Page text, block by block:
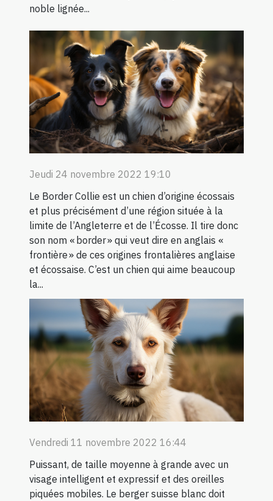
noble lignée...
Jeudi 24 novembre 2022 19:10
Le Border Collie est un chien d’origine écossais
et plus précisément d’une région située à la
limite de l’Angleterre et de l’Écosse. Il tire donc
son nom « border » qui veut dire en anglais «
frontière » de ces origines frontalières anglaise
et écossaise. C’est un chien qui aime beaucoup
la...
Vendredi 11 novembre 2022 16:44
Puissant, de taille moyenne à grande avec un
visage intelligent et expressif et des oreilles
piquées mobiles. Le berger suisse blanc doit